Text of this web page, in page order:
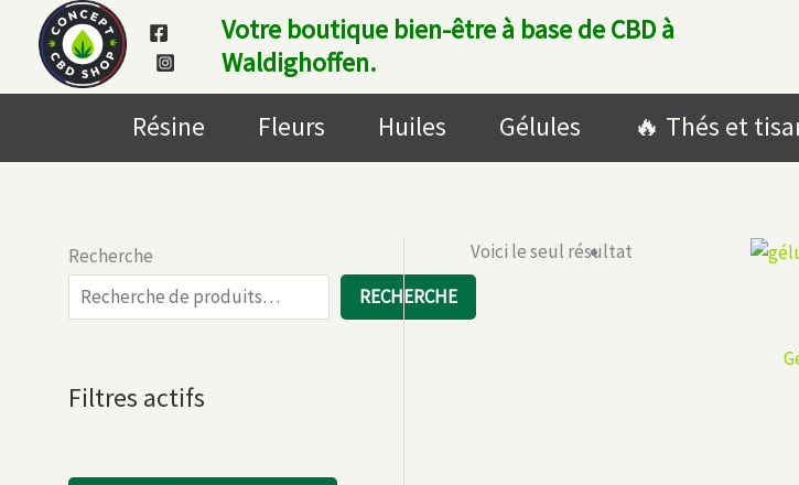
contenu
Votre boutique bien-être à base de CBD à
Waldighoffen.
Résine Fleurs Huiles Gélules 🔥​ Thés et
Recherche
RECHERCHE
Filtres actifs
Voici le seul résultat